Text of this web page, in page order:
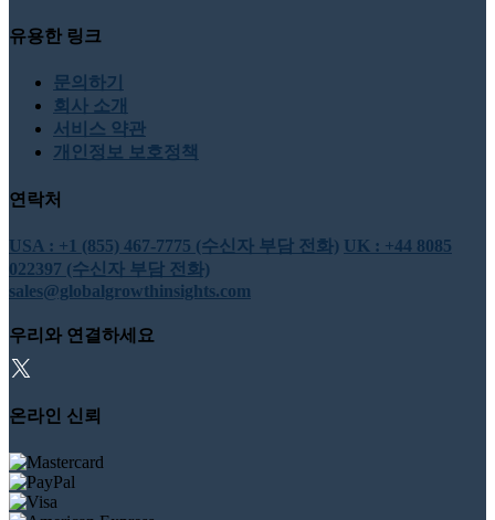
유용한 링크
문의하기
회사 소개
서비스 약관
개인정보 보호정책
연락처
USA : +1 (855) 467-7775 (수신자 부담 전화) UK : +44 8085
022397 (수신자 부담 전화)
sales@globalgrowthinsights.com
우리와 연결하세요
온라인 신뢰